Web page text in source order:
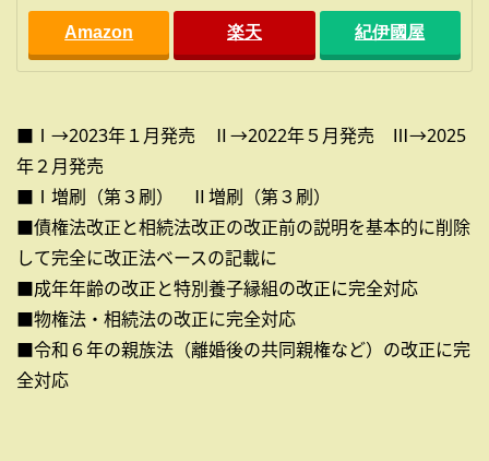
Amazon 楽天 紀伊國屋
■Ⅰ→2023年１月発売 Ⅱ→2022年５月発売 Ⅲ→2025
年２月発売
■Ⅰ増刷（第３刷） Ⅱ増刷（第３刷）
■債権法改正と相続法改正の改正前の説明を基本的に削除
して完全に改正法ベースの記載に
■成年年齢の改正と特別養子縁組の改正に完全対応
■物権法・相続法の改正に完全対応
■令和６年の親族法（離婚後の共同親権など）の改正に完
全対応